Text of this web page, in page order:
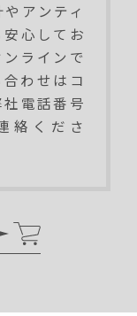
アンティ
心してお
ラインで
わせはコ
電話番号
絡くださ